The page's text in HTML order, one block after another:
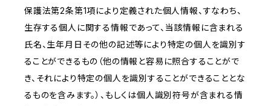
保護法第2条第1項により定義された個人情報、すなわち、
生存する個人に関する情報であって、当該情報に含まれる
氏名、生年月日その他の記述等により特定の個人を識別す
ることができるもの（他の情報と容易に照合することがで
き、それにより特定の個人を識別することができることとな
るものを含みます。）、もしくは個人識別符号が含まれる情